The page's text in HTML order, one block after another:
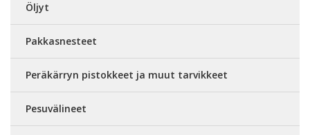
Öljyt
Pakkasnesteet
Peräkärryn pistokkeet ja muut tarvikkeet
Pesuvälineet